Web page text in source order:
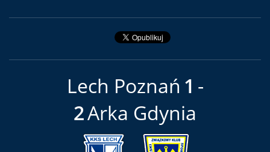
Lech Poznań 1
2Arka Gdynia